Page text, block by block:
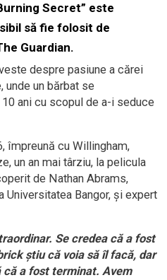
Secret” este
să fie folosit de
Guardian.
despre pasiune a cărei
unde un bărbat se
ani cu scopul de a-i seduce
împreună cu Willingham,
un an mai târziu, la pelicula
de Nathan Abrams,
Bangor, şi expert
Se credea că a fost
ştiu că voia să îl facă, dar
că a fost terminat. Avem